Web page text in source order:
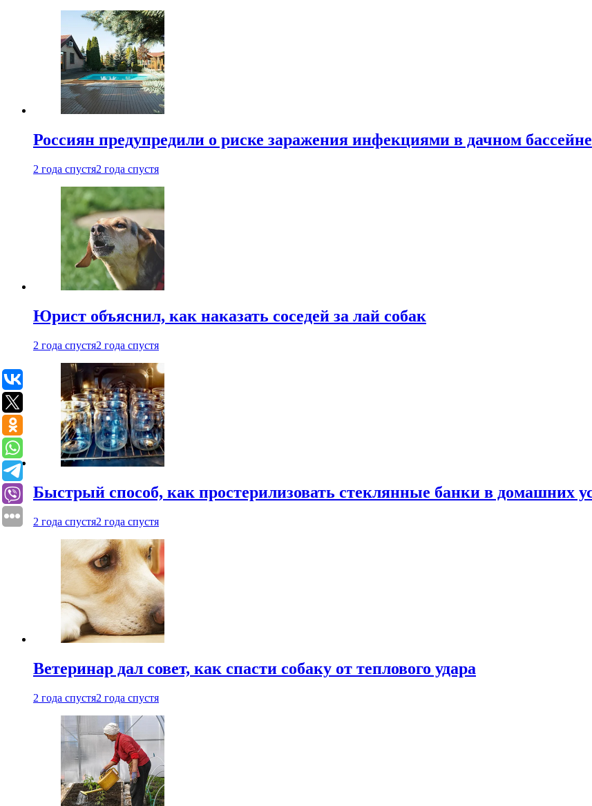
Россиян предупредили о риске заражения инфекциями в дачном бассейне
2 года спустя2 года спустя
Юрист объяснил, как наказать соседей за лай собак
2 года спустя2 года спустя
Быстрый способ, как простерилизовать стеклянные банки в домашних
2 года спустя2 года спустя
Ветеринар дал совет, как спасти собаку от теплового удара
2 года спустя2 года спустя